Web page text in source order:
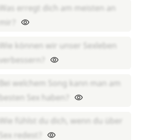
Was erregt dich am meisten an
mir?
Wie können wir unser Sexleben
verbessern?
Bei welchem Song kann man am
besten Sex haben?
Wie fühlst du dich, wenn du über
Sex redest?